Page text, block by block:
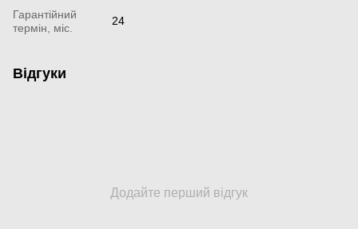
Гарантійний
термін, міс.
24
Відгуки
Додайте перший відгук